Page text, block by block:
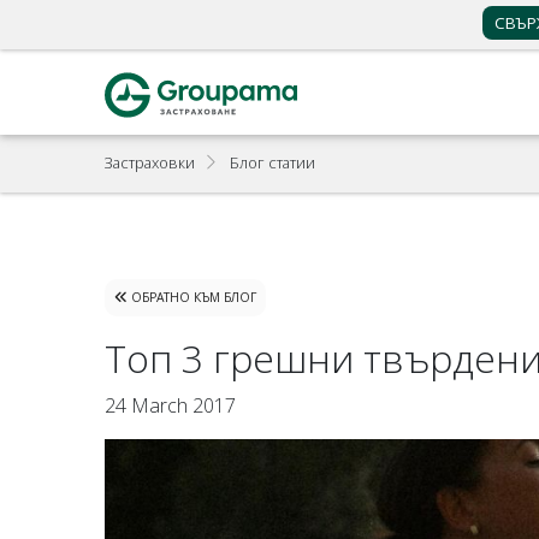
Застраховки Блог статии
ОБРАТНО КЪМ БЛОГ
Топ 3 грешни
24 March 2017